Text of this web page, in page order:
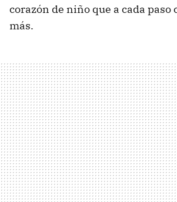
corazón de niño que a cada paso
más.